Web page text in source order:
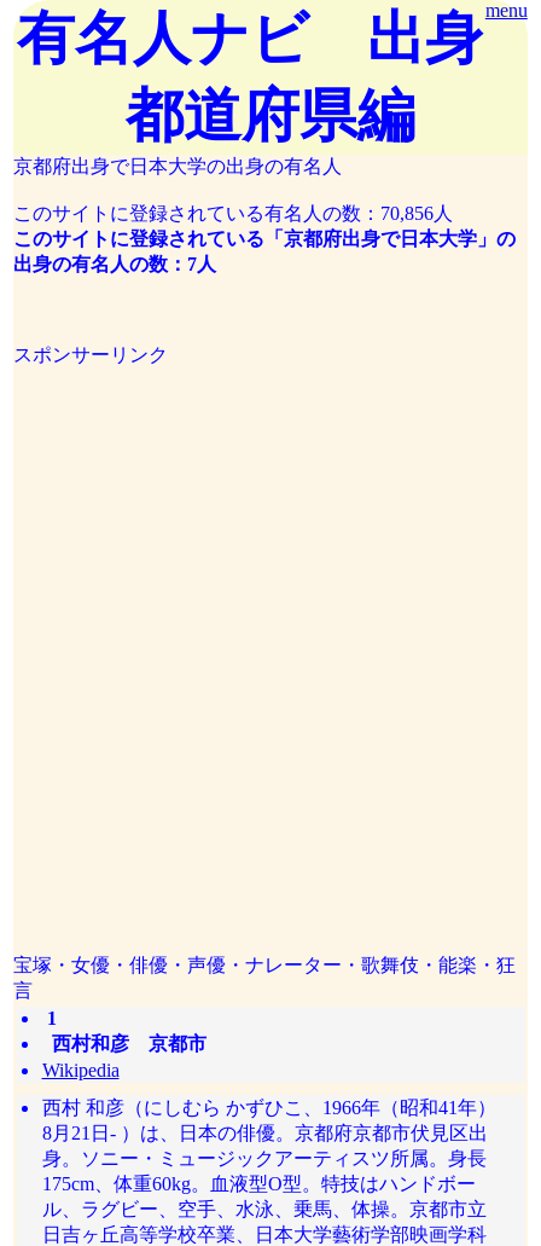
menu
有名人ナビ 出身
都道府県編
京都府出身で日本大学の出身の有名人
このサイトに登録されている有名人の数：70,856人
このサイトに登録されている「京都府出身で日本大学」の
出身の有名人の数：7人
スポンサーリンク
宝塚・女優・俳優・声優・ナレーター・歌舞伎・能楽・狂
言
1
西村和彦 京都市
Wikipedia
西村 和彦（にしむら かずひこ、1966年（昭和41年）
8月21日- ）は、日本の俳優。京都府京都市伏見区出
身。ソニー・ミュージックアーティスツ所属。身長
175cm、体重60kg。血液型O型。特技はハンドボー
ル、ラグビー、空手、水泳、乗馬、体操。京都市立
日吉ヶ丘高等学校卒業、日本大学藝術学部映画学科